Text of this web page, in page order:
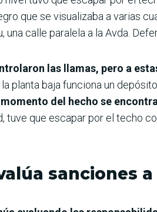
que se visualizaba a varias
calle paralela a la Avda.
las llamas, pero a
planta baja funciona un
del hecho se
que escapar por el techo
sanciones